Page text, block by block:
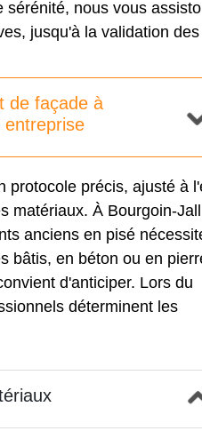
sérénité, nous vous
jusqu'à la validation des
de façade à
entreprise
protocole précis, ajusté à
matériaux. À Bourgoin-
anciens en pisé
bâtis, en béton ou en
d'anticiper. Lors du
déterminent les